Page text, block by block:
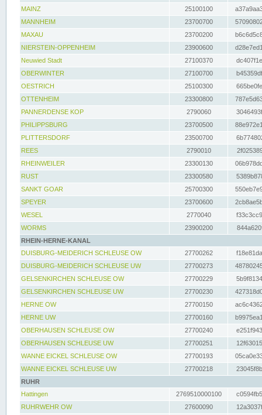
MAINZ
25100100
MANNHEIM
23700700
MAXAU
23700200
NIERSTEIN-OPPENHEIM
23900600
Neuwied Stadt
27100370
OBERWINTER
27100700
OESTRICH
25100300
OTTENHEIM
23300800
PANNERDENSE KOP
2790060
PHILIPPSBURG
23700500
PLITTERSDORF
23500700
REES
2790010
RHEINWEILER
23300130
RUST
23300580
SANKT GOAR
25700300
SPEYER
23700600
WESEL
2770040
WORMS
23900200
RHEIN-HERNE-KANAL
DUISBURG-MEIDERICH SCHLEUSE OW
27700262
DUISBURG-MEIDERICH SCHLEUSE UW
27700273
GELSENKIRCHEN SCHLEUSE OW
27700229
GELSENKIRCHEN SCHLEUSE UW
27700230
HERNE OW
27700150
HERNE UW
27700160
OBERHAUSEN SCHLEUSE OW
27700240
OBERHAUSEN SCHLEUSE UW
27700251
WANNE EICKEL SCHLEUSE OW
27700193
WANNE EICKEL SCHLEUSE UW
27700218
RUHR
Hattingen
2769510000100
RUHRWEHR OW
27600090